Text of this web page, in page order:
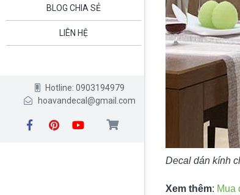
BLOG CHIA SẺ
LIÊN HỆ
Hotline: 0903194979
hoavandecal@gmail.com
Decal dán kính
Xem thêm: Mua